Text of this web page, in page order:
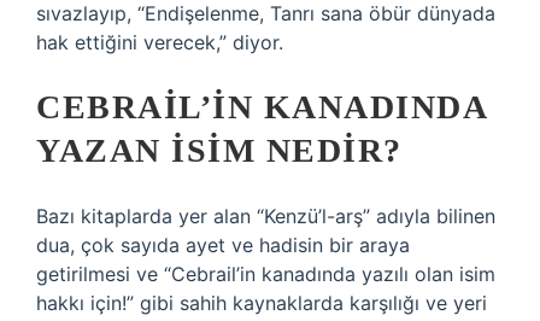
sıvazlayıp, “Endişelenme, Tanrı sana öbür dünyada
hak ettiğini verecek,” diyor.
CEBRAIL’IN KANADINDA
YAZAN ISIM NEDIR?
Bazı kitaplarda yer alan “Kenzü’l-arş” adıyla bilinen
dua, çok sayıda ayet ve hadisin bir araya
getirilmesi ve “Cebrail’in kanadında yazılı olan isim
hakkı için!” gibi sahih kaynaklarda karşılığı ve yeri